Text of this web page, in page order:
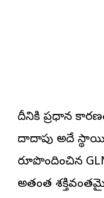
దీనికి ప్రధాన
దాదాపు అదే స్థాయి
రూపొందించిన
అత్యంత